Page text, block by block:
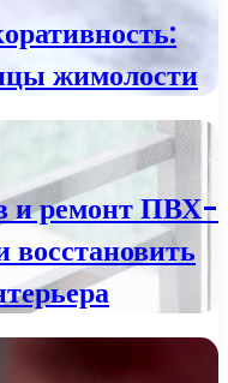
жимолости
и ремонт ПВХ-
восстановить